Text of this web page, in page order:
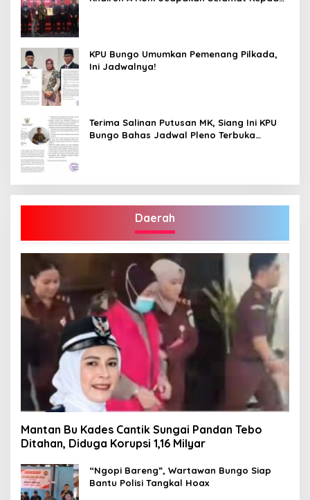
KPU Bungo Umumkan Pemenang Pilkada,
Ini Jadwalnya!
Terima Salinan Putusan MK, Siang Ini KPU
Bungo Bahas Jadwal Pleno Terbuka
Daerah
Mantan Bu Kades Cantik Sungai Pandan Tebo
Ditahan, Diduga Korupsi 1,16 Milyar
“Ngopi Bareng”, Wartawan Bungo Siap
Bantu Polisi Tangkal Hoax